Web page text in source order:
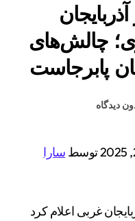
چالش‌های
پابرجاست
دیدگاه
سارا
غربی اعلام کرد